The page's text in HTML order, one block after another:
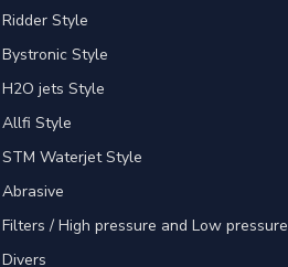
Ridder Style
Bystronic Style
H2O jets Style
Allfi Style
STM Waterjet Style
Abrasive
Filters / High pressure and Low pressure
Divers